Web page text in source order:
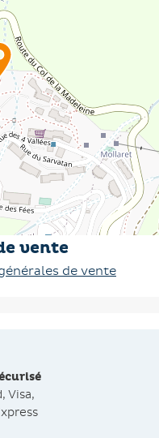
vente
de vente
Visa,